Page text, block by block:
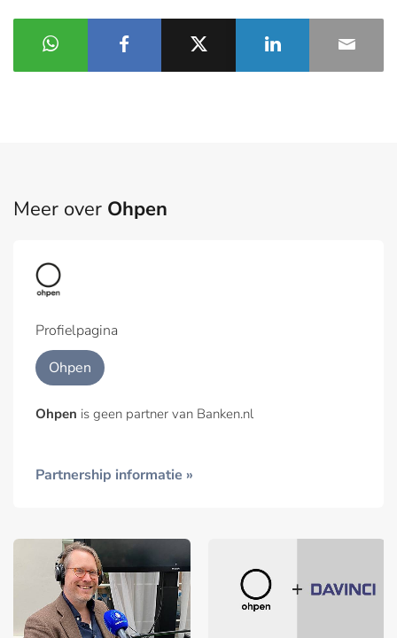
Meer over Ohpen
Profielpagina
Ohpen
Ohpen is geen partner van Banken.nl
Partnership informatie »